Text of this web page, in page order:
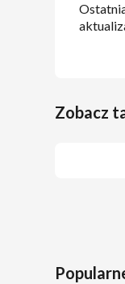
Zobacz